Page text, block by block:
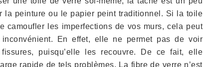
la peinture ou le papier peint traditionnel. Si la toile
camoufler les imperfections de vos murs, cela peut
inconvénient. En effet, elle ne permet pas de voir
fissures, puisqu’elle les recouvre. De ce fait, elle
rapide de tels problèmes. La fibre de verre n’est